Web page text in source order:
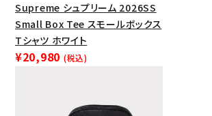
Supreme シュプリーム 2026SS
Small Box Tee スモールボックス
Tシャツ ホワイト
¥20,980 (税込)